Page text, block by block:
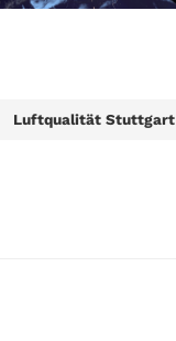
Luftqualität Stuttgart